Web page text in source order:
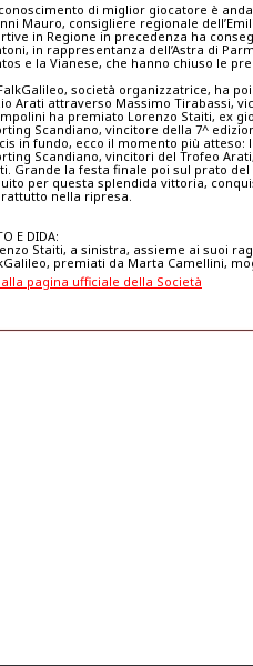
di miglior giocatore è
Mauro, consigliere regionale
in Regione in precedenza ha
in rappresentanza dell’Astra di
e la Vianese, che hanno chiuso le
società organizzatrice, ha
Arati attraverso Massimo Tirabassi,
ha premiato Lorenzo Staiti, ex
Scandiano, vincitore della 7^
in fundo, ecco il momento più
Scandiano, vincitori del Trofeo
Grande la festa finale poi sul prato
per questa splendida vittoria,
nella ripresa.
E DIDA:
Staiti, a sinistra, assieme ai suoi
premiati da Marta Camellini,
pagina ufficiale della Società